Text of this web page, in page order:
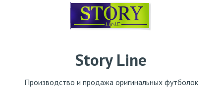
Story Line
Производство и продажа оригинальных футболок